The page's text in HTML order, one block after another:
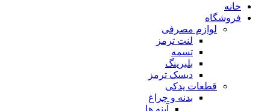
خانه
فروشگاه
لوازم مصرفی
لنت ترمز
تسمه
بلبرینگ
دیسک ترمز
قطعات یدکی
بدنه و چراغ
آینه ها